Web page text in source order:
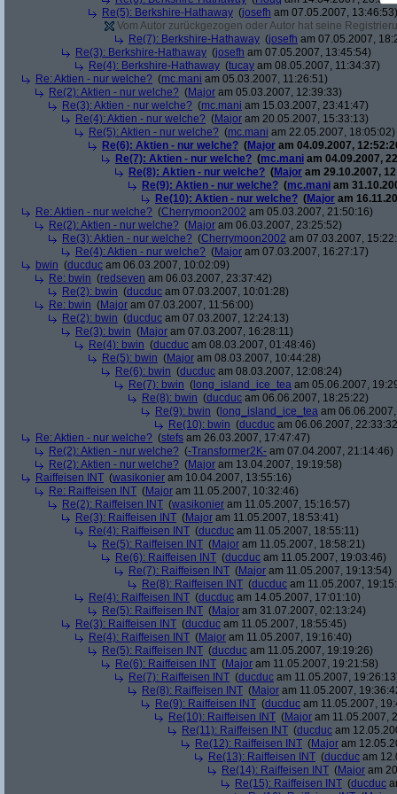
Re(5): Berkshire-Hathaway (josefh am 07.05.2007, 13:46:53)
Vom Autor zurückgezogen oder Autor hat seine
Re(7): Berkshire-Hathaway (josefh am 07.05.2007,
Re(3): Berkshire-Hathaway (josefh am 07.05.2007, 13:45:54)
Re(4): Berkshire-Hathaway (tucay am 08.05.2007, 11:34:37)
Re: Aktien - nur welche? (mc.mani am 05.03.2007, 11:26:51)
Re(2): Aktien - nur welche? (Major am 05.03.2007, 12:39:33)
Re(3): Aktien - nur welche? (mc.mani am 15.03.2007, 23:41:47)
Re(4): Aktien - nur welche? (Major am 20.05.2007, 15:33:13)
Re(5): Aktien - nur welche? (mc.mani am 22.05.2007, 18:05:02)
Re(6): Aktien - nur welche? (Major am 04.09.2007,
Re(7): Aktien - nur welche? (mc.mani am 04.09.2007,
Re(8): Aktien - nur welche? (Major am 29.10.2007,
Re(9): Aktien - nur welche? (mc.mani am
Re(10): Aktien - nur welche? (Major am
Re: Aktien - nur welche? (Cherrymoon2002 am 05.03.2007, 21:50:16)
Re(2): Aktien - nur welche? (Major am 06.03.2007, 23:25:52)
Re(3): Aktien - nur welche? (Cherrymoon2002 am 07.03.2007,
Re(4): Aktien - nur welche? (Major am 07.03.2007, 16:27:17)
bwin (ducduc am 06.03.2007, 10:02:09)
Re: bwin (redseven am 06.03.2007, 23:37:42)
Re(2): bwin (ducduc am 07.03.2007, 10:01:28)
Re: bwin (Major am 07.03.2007, 11:56:00)
Re(2): bwin (ducduc am 07.03.2007, 12:24:13)
Re(3): bwin (Major am 07.03.2007, 16:28:11)
Re(4): bwin (ducduc am 08.03.2007, 01:48:46)
Re(5): bwin (Major am 08.03.2007, 10:44:28)
Re(6): bwin (ducduc am 08.03.2007, 12:08:24)
Re(7): bwin ( long_island_ice_tea am 05.06.2007,
Re(8): bwin (ducduc am 06.06.2007, 18:25:22)
Re(9): bwin ( long_island_ice_tea am
Re(10): bwin (ducduc am 06.06.2007,
Re: Aktien - nur welche? (stefs am 26.03.2007, 17:47:47)
Re(2): Aktien - nur welche? (-Transformer2K- am 07.04.2007, 21:14:46)
Re(2): Aktien - nur welche? (Major am 13.04.2007, 19:19:58)
Raiffeisen INT (wasikonier am 10.04.2007, 13:55:16)
Re: Raiffeisen INT (Major am 11.05.2007, 10:32:46)
Re(2): Raiffeisen INT (wasikonier am 11.05.2007, 15:16:57)
Re(3): Raiffeisen INT (Major am 11.05.2007, 18:53:41)
Re(4): Raiffeisen INT (ducduc am 11.05.2007, 18:55:11)
Re(5): Raiffeisen INT (Major am 11.05.2007, 18:58:21)
Re(6): Raiffeisen INT (ducduc am 11.05.2007, 19:03:46)
Re(7): Raiffeisen INT (Major am 11.05.2007, 19:13:54)
Re(8): Raiffeisen INT (ducduc am 11.05.2007,
Re(4): Raiffeisen INT (ducduc am 14.05.2007, 17:01:10)
Re(5): Raiffeisen INT (Major am 31.07.2007, 02:13:24)
Re(3): Raiffeisen INT (ducduc am 11.05.2007, 18:55:45)
Re(4): Raiffeisen INT (Major am 11.05.2007, 19:16:40)
Re(5): Raiffeisen INT (ducduc am 11.05.2007, 19:19:26)
Re(6): Raiffeisen INT (Major am 11.05.2007, 19:21:58)
Re(7): Raiffeisen INT (ducduc am 11.05.2007,
Re(8): Raiffeisen INT (Major am 11.05.2007,
Re(9): Raiffeisen INT (ducduc am 11.05.2007,
Re(10): Raiffeisen INT (Major am 11.05.2007,
Re(11): Raiffeisen INT (ducduc am
Re(12): Raiffeisen INT (Major am
Re(13): Raiffeisen INT (ducduc am
Re(14): Raiffeisen INT (Major am
Re(15): Raiffeisen INT (ducduc